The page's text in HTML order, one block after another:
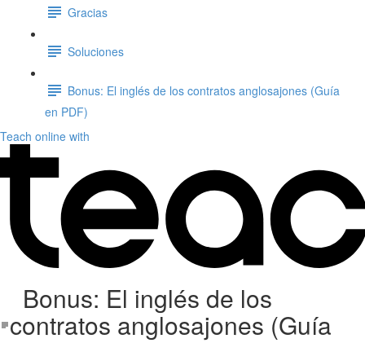
Gracias
Soluciones
Bonus: El inglés de los contratos anglosajones (Guía
en PDF)
Teach online with
Bonus: El inglés de los
contratos anglosajones (Guía